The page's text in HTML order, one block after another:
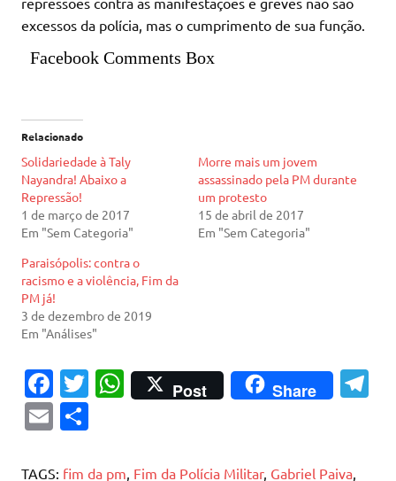
excessos da polícia, mas o cumprimento de sua função.
Facebook Comments Box
Relacionado
Solidariedade à Taly
Nayandra! Abaixo a
Repressão!
1 de março de 2017
Em "Sem Categoria"
Morre mais um jovem
assassinado pela PM durante
um protesto
15 de abril de 2017
Em "Sem Categoria"
Paraisópolis: contra o
racismo e a violência, Fim da
PM já!
3 de dezembro de 2019
Em "Análises"
Fa
c
e
b
T
te
W
h
s
Post Share
E
ai ar
TAGS: fim da pm Fim da Polícia Militar, Gabriel Paiva